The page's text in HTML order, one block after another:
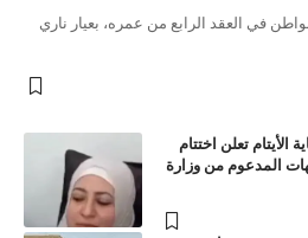
في العقد الرابع من عمره، بعيار ناري
الأيتام تعلن اختتام
المدعوم من وزارة